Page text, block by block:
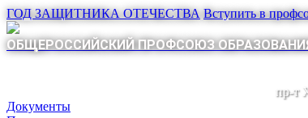
ГОД ЗАЩИТНИКА ОТЕЧЕСТВА Вступить в
ОБЩЕРОССИЙСКИЙ ПРОФСОЮЗ
пр-т
Документы